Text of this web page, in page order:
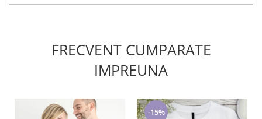
FRECVENT CUMPARATE
IMPREUNA
-15%